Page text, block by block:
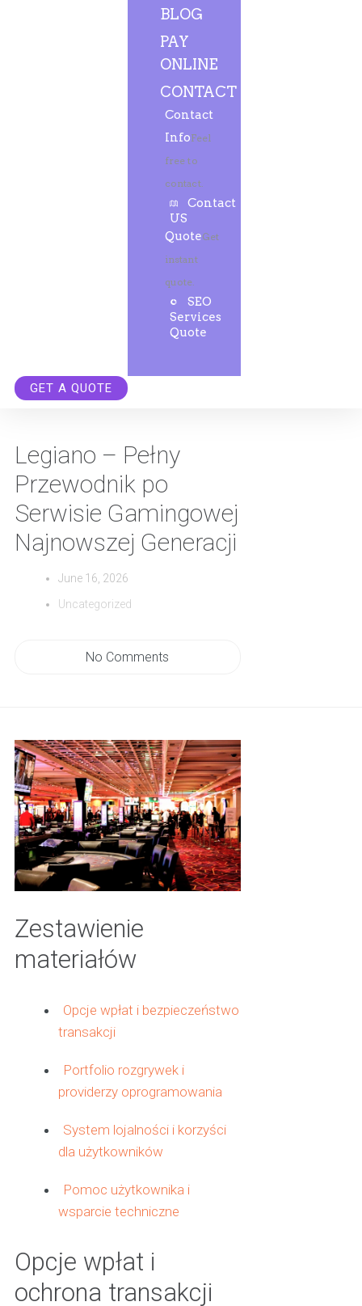
BLOG
PAY
ONLINE
CONTACT
Contact
InfoFeel
free to
contact.
Contact
US
QuoteGet
instant
quote.
SEO
Services
Quote
GET A QUOTE
Legiano – Pełny
Przewodnik po
Serwisie Gamingowej
Najnowszej Generacji
June 16, 2026
Uncategorized
No Comments
Zestawienie
materiałów
Opcje wpłat i bezpieczeństwo
transakcji
Portfolio rozgrywek i
providerzy oprogramowania
System lojalności i korzyści
dla użytkowników
Pomoc użytkownika i
wsparcie techniczne
Opcje wpłat i
ochrona transakcji